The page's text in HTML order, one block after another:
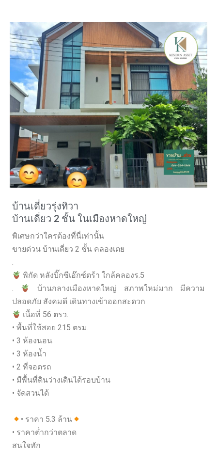
บ้านเดี่ยวรุ่งทิวา
บ้านเดี่ยว 2 ชั้น ในเมืองหาดใหญ่
พิเศษกว่าใครต้องที่นี่เท่านั้น
ขายด่วน บ้านเดี่ยว 2 ชั้น คลองเตย
.
พิกัด หลังบิ๊กซีเอ๊กซ์ตร้า ใกล้คลองร.5
.
บ้านกลางเมืองหาดใหญ่ สภาพใหม่มาก มีความ
ปลอดภัย สังคมดี เดินทางเข้าออกสะดวก
เนื้อที่ 56 ตรว.
• พื้นที่ใช้สอย 215 ตรม.
• 3 ห้องนอน
• 3 ห้องน้ำ
• 2 ที่จอดรถ
• มีพื้นที่ดินว่างเดินได้รอบบ้าน
• จัดสวนได้
• ราคา 5.3 ล้าน
• ราคาต่ำกว่าตลาด
สนใจทัก